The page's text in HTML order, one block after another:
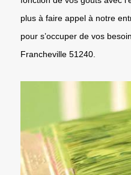
plus à faire appel à notre
pour s’occuper de vos
Francheville 51240.